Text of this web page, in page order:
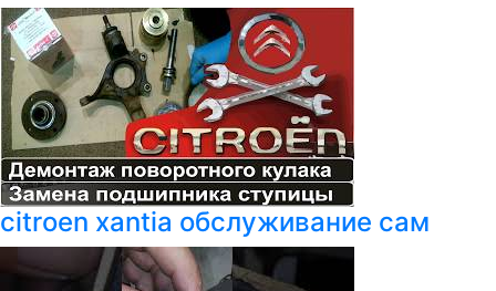
citroen xantia обслуживание сам